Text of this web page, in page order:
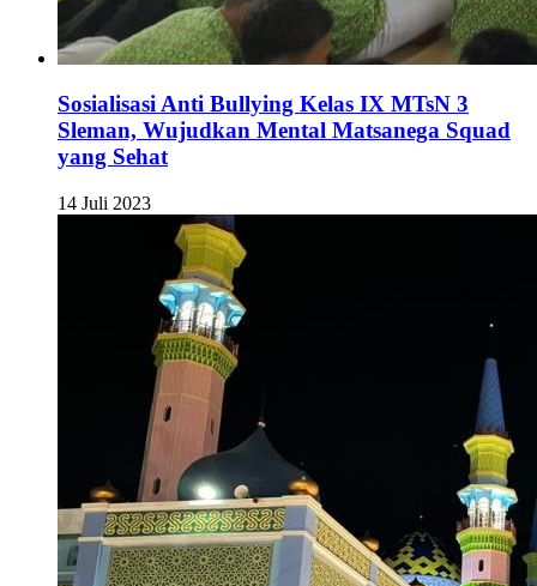
Sosialisasi Anti Bullying Kelas IX MTsN 3
Sleman, Wujudkan Mental Matsanega Squad
yang Sehat
14 Juli 2023